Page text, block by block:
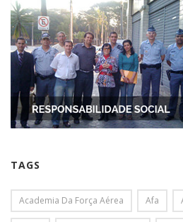
TAGS
Academia Da Força Aérea Afa